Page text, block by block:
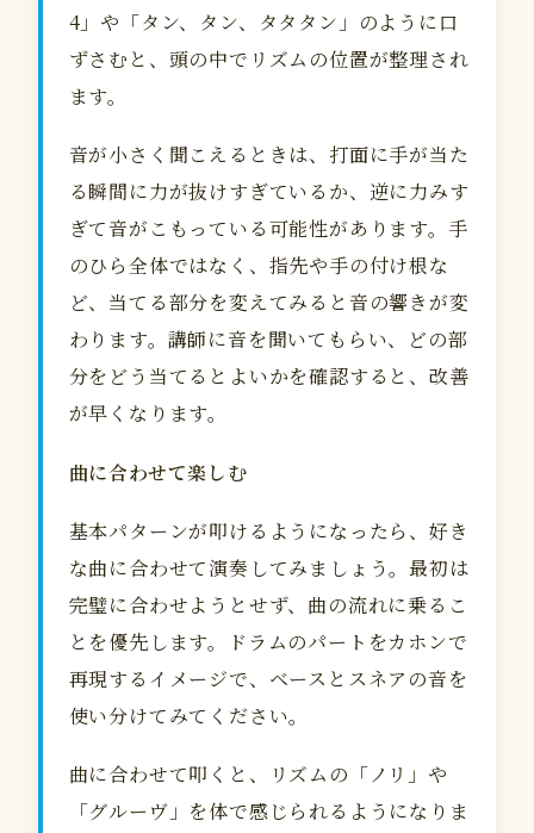
4」や「タン、タン、タタタン」のように口
ずさむと、頭の中でリズムの位置が整理され
ます。
音が小さく聞こえるときは、打面に手が当た
る瞬間に力が抜けすぎているか、逆に力みす
ぎて音がこもっている可能性があります。手
のひら全体ではなく、指先や手の付け根な
ど、当てる部分を変えてみると音の響きが変
わります。講師に音を聞いてもらい、どの部
分をどう当てるとよいかを確認すると、改善
が早くなります。
曲に合わせて楽しむ
基本パターンが叩けるようになったら、好き
な曲に合わせて演奏してみましょう。最初は
完璧に合わせようとせず、曲の流れに乗るこ
とを優先します。ドラムのパートをカホンで
再現するイメージで、ベースとスネアの音を
使い分けてみてください。
曲に合わせて叩くと、リズムの「ノリ」や
「グルーヴ」を体で感じられるようになりま